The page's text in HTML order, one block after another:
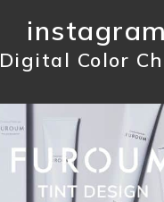
instagram
Digital Color